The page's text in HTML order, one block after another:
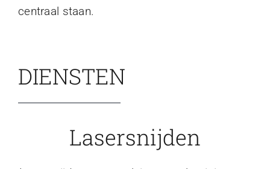
centraal staan.
DIENSTEN
Lasersnijden